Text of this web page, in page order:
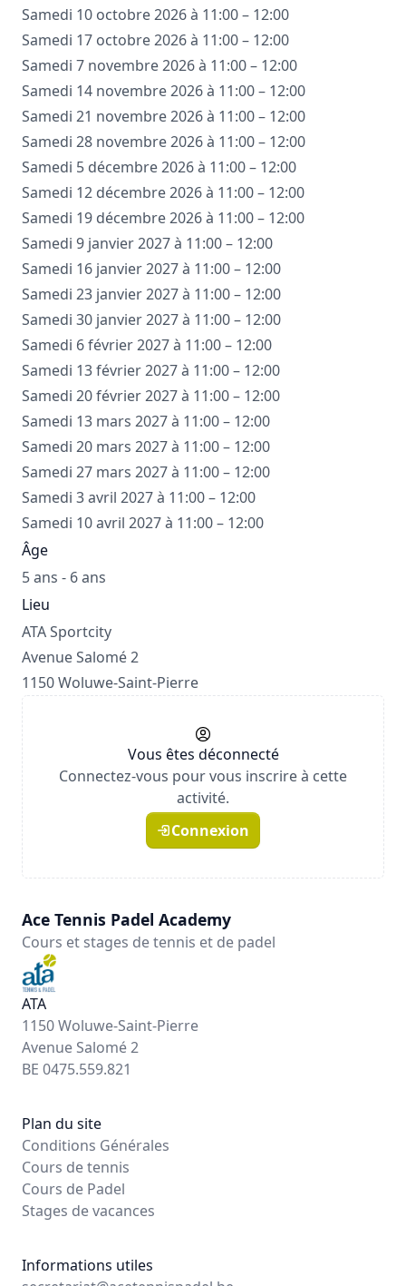
Samedi 10 octobre 2026 à 11:00 – 12:00
Samedi 17 octobre 2026 à 11:00 – 12:00
Samedi 7 novembre 2026 à 11:00 – 12:00
Samedi 14 novembre 2026 à 11:00 – 12:00
Samedi 21 novembre 2026 à 11:00 – 12:00
Samedi 28 novembre 2026 à 11:00 – 12:00
Samedi 5 décembre 2026 à 11:00 – 12:00
Samedi 12 décembre 2026 à 11:00 – 12:00
Samedi 19 décembre 2026 à 11:00 – 12:00
Samedi 9 janvier 2027 à 11:00 – 12:00
Samedi 16 janvier 2027 à 11:00 – 12:00
Samedi 23 janvier 2027 à 11:00 – 12:00
Samedi 30 janvier 2027 à 11:00 – 12:00
Samedi 6 février 2027 à 11:00 – 12:00
Samedi 13 février 2027 à 11:00 – 12:00
Samedi 20 février 2027 à 11:00 – 12:00
Samedi 13 mars 2027 à 11:00 – 12:00
Samedi 20 mars 2027 à 11:00 – 12:00
Samedi 27 mars 2027 à 11:00 – 12:00
Samedi 3 avril 2027 à 11:00 – 12:00
Samedi 10 avril 2027 à 11:00 – 12:00
Âge
5 ans - 6 ans
Lieu
ATA Sportcity
Avenue Salomé 2
1150 Woluwe-Saint-Pierre
Vous êtes déconnecté
Connectez-vous pour vous inscrire à cette
activité.
Connexion
Ace Tennis Padel Academy
Cours et stages de tennis et de padel
ATA
1150 Woluwe-Saint-Pierre
Avenue Salomé 2
BE 0475.559.821
Plan du site
Conditions Générales
Cours de tennis
Cours de Padel
Stages de vacances
Informations utiles